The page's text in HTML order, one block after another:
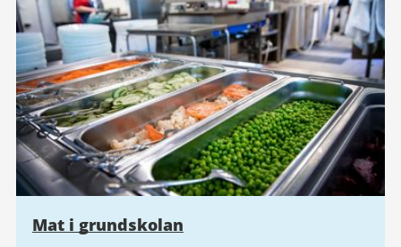
Mat i grundskolan